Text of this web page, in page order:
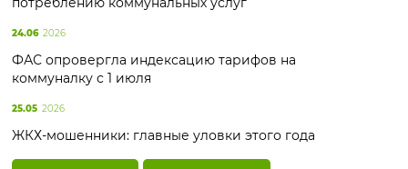
24.06 2026
ФАС опровергла индексацию тарифов на
коммуналку с 1 июля
25.05 2026
ЖКХ-мошенники: главные уловки этого года